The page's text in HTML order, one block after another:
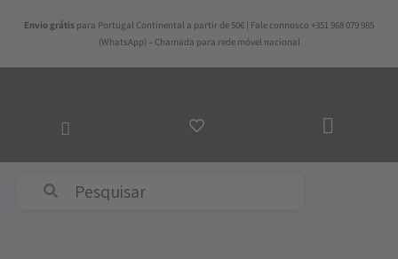
Envio grátis para Portugal Continental a partir de 50€ | Fale connosco +351 968 079 985
(WhatsApp) – Chamada para rede móvel nacional
AO